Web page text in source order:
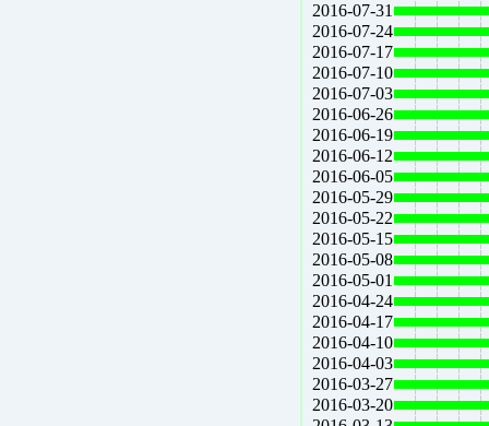
2016-07-31
2016-07-24
2016-07-17
2016-07-10
2016-07-03
2016-06-26
2016-06-19
2016-06-12
2016-06-05
2016-05-29
2016-05-22
2016-05-15
2016-05-08
2016-05-01
2016-04-24
2016-04-17
2016-04-10
2016-04-03
2016-03-27
2016-03-20